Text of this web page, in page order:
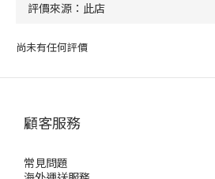
尚未有任何評價
顧客服務
常見問題